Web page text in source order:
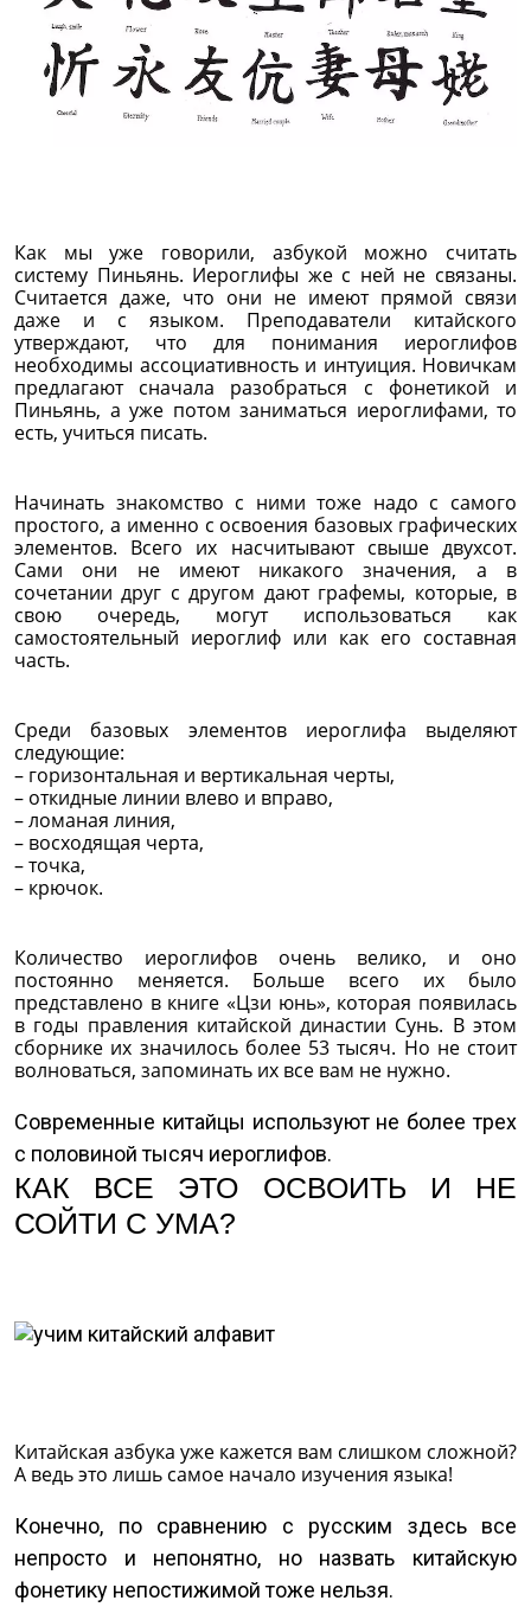
Как мы уже говорили, азбукой можно считать
систему Пиньянь. Иероглифы же с ней не связаны.
Считается даже, что они не имеют прямой связи
даже и с языком. Преподаватели китайского
утверждают, что для понимания иероглифов
необходимы ассоциативность и интуиция. Новичкам
предлагают сначала разобраться с фонетикой и
Пиньянь, а уже потом заниматься иероглифами, то
есть, учиться писать.
Начинать знакомство с ними тоже надо с самого
простого, а именно с освоения базовых графических
элементов. Всего их насчитывают свыше двухсот.
Сами они не имеют никакого значения, а в
сочетании друг с другом дают графемы, которые, в
свою очередь, могут использоваться как
самостоятельный иероглиф или как его составная
часть.
Среди базовых элементов иероглифа выделяют
следующие:
– горизонтальная и вертикальная черты,
– откидные линии влево и вправо,
– ломаная линия,
– восходящая черта,
– точка,
– крючок.
Количество иероглифов очень велико, и оно
постоянно меняется. Больше всего их было
представлено в книге «Цзи юнь», которая появилась
в годы правления китайской династии Сунь. В этом
сборнике их значилось более 53 тысяч. Но не стоит
волноваться, запоминать их все вам не нужно.
Современные китайцы используют не более трех
с половиной тысяч иероглифов.
КАК ВСЕ ЭТО ОСВОИТЬ И НЕ
СОЙТИ С УМА?
Китайская азбука уже кажется вам слишком сложной?
А ведь это лишь самое начало изучения языка!
Конечно, по сравнению с русским здесь все
непросто и непонятно, но назвать китайскую
фонетику непостижимой тоже нельзя.